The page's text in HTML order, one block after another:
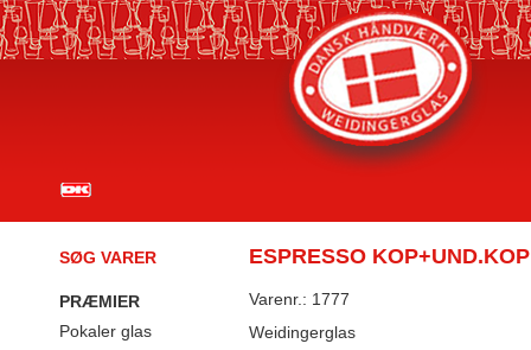
SØG VARER
PRÆMIER
Pokaler glas
ESPRESSO
Varenr.: 1777
Weidingerglas